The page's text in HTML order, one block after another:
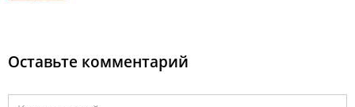
Оставьте комментарий